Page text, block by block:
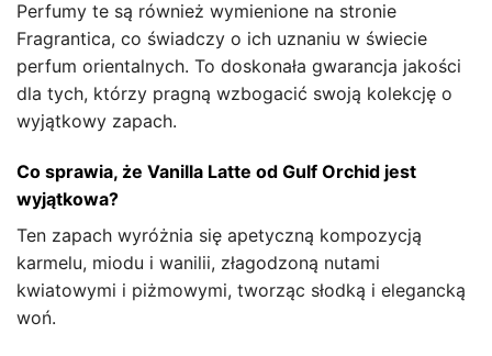
Perfumy te są również wymienione na stronie
Fragrantica, co świadczy o ich uznaniu w świecie
perfum orientalnych. To doskonała gwarancja jakości
dla tych, którzy pragną wzbogacić swoją kolekcję o
wyjątkowy zapach.
Co sprawia, że Vanilla Latte od Gulf Orchid jest
wyjątkowa?
Ten zapach wyróżnia się apetyczną kompozycją
karmelu, miodu i wanilii, złagodzoną nutami
kwiatowymi i piżmowymi, tworząc słodką i elegancką
woń.